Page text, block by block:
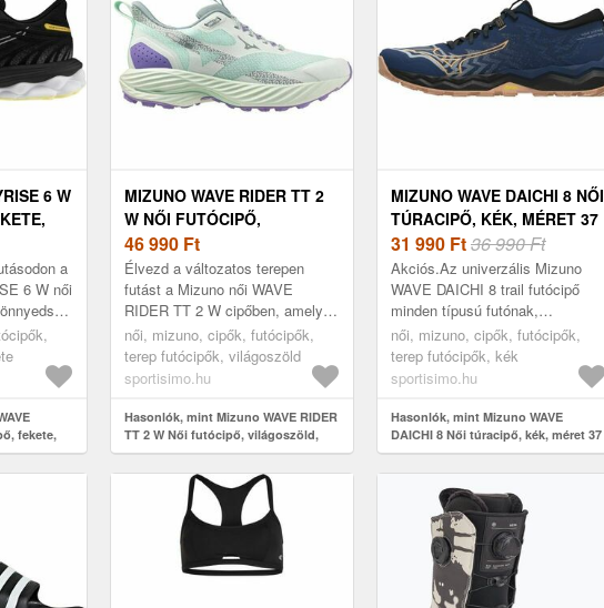
6 W
a
6 W női
rés...
fekete,
MIZUNO WAVE RIDER TT 2
W NŐI FUTÓCIPŐ,
VILÁGOSZÖLD, MÉRET 37
46 990 Ft
Élvezd a változatos terepen
futást a Mizuno női WAVE
RIDER TT 2 W cipőben, amelyet
a még nem feltérképezett utak
felfedezésére teremtettek. A
közép...
női, mizuno, cipők, futócipők,
terep futócipők, világoszöld
sportisimo.hu
Hasonlók, mint Mizuno WAVE RIDER
TT 2 W Női futócipő, világoszöld,
méret 37
MIZUNO WAVE DAICHI 8 NŐI
TÚRACIPŐ, KÉK, MÉRET 37
31 990 Ft36 990 Ft
Akciós.Az univerzális Mizuno
WAVE DAICHI 8 trail futócipő
minden típusú futónak,
különböző típusú felületekhez és
hosszúságú útvonalakhoz
alkalmas. Rendel...
női, mizuno, cipők, futócipők,
terep futócipők, kék
sportisimo.hu
Hasonlók, mint Mizuno WAVE
DAICHI 8 Női túracipő, kék, méret 37